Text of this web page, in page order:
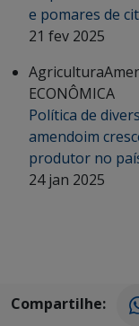
e pomares de
21 fev 2025
Agricultura
ECONÔMICA
Política de
amendoim
produtor no
24 jan 2025
Compartilhe: